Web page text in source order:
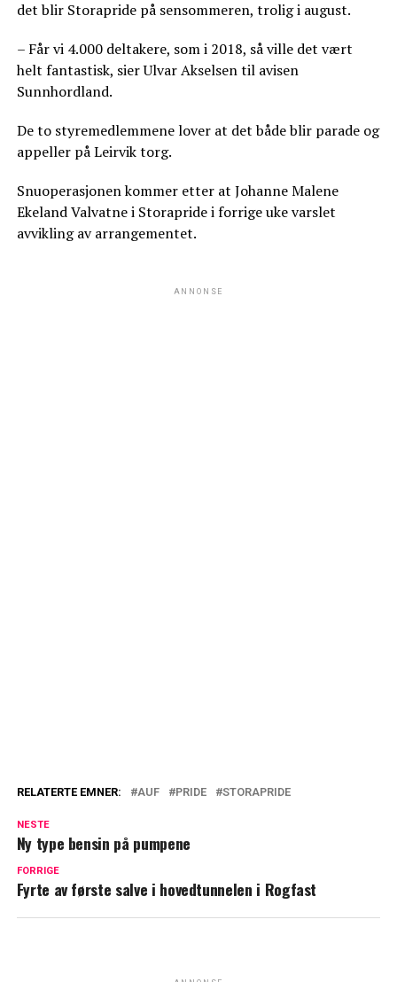
det blir Storapride på sensommeren, trolig i august.
– Får vi 4.000 deltakere, som i 2018, så ville det vært
helt fantastisk, sier Ulvar Akselsen til avisen
Sunnhordland.
De to styremedlemmene lover at det både blir parade og
appeller på Leirvik torg.
Snuoperasjonen kommer etter at Johanne Malene
Ekeland Valvatne i Storapride i forrige uke varslet
avvikling av arrangementet.
ANNONSE
RELATERTE EMNER: AUF PRIDE STORAPRIDE
NESTE
Ny type bensin på pumpene
FORRIGE
Fyrte av første salve i hovedtunnelen i Rogfast